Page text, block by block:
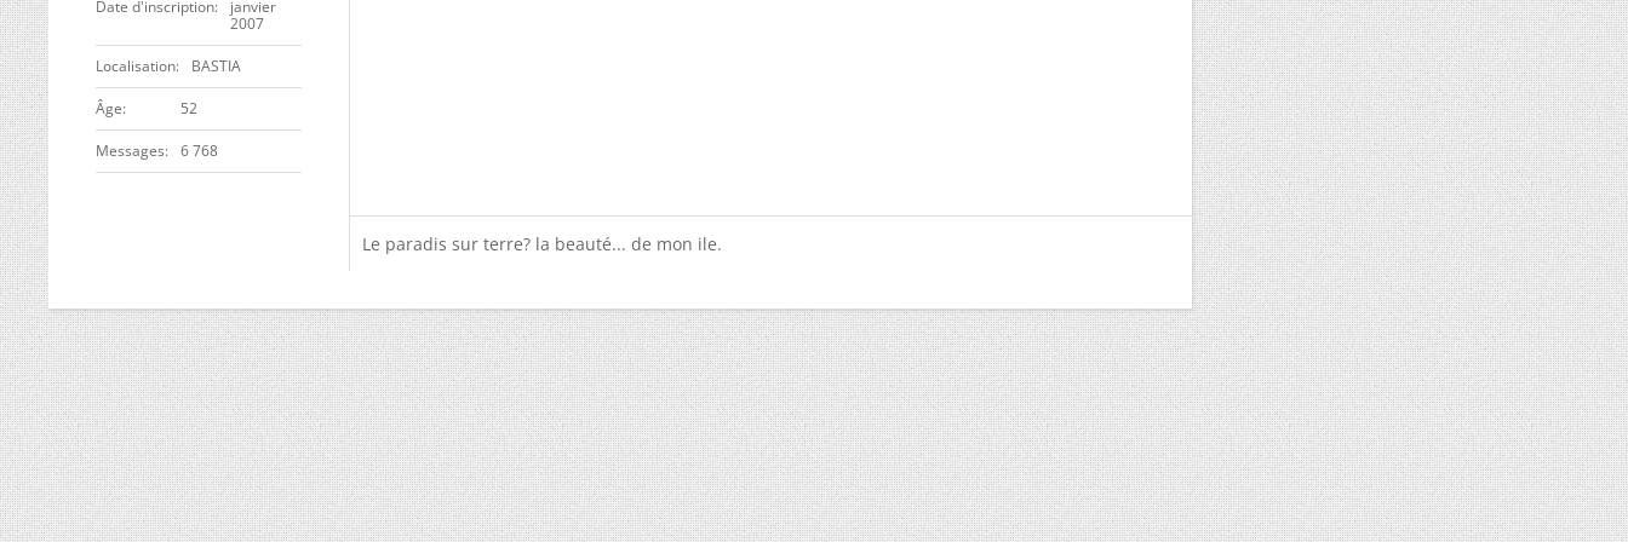
Date d'inscription
janvier
2007
Localisation BASTIA
ge 52
Messages 6 768
Le paradis sur terre? la beauté... de mon ile.